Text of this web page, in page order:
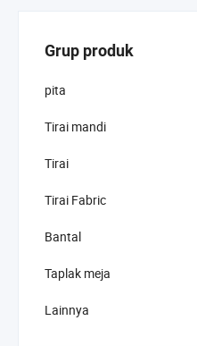
Grup produk
pita
Tirai mandi
Tirai
Tirai Fabric
Bantal
Taplak meja
Lainnya